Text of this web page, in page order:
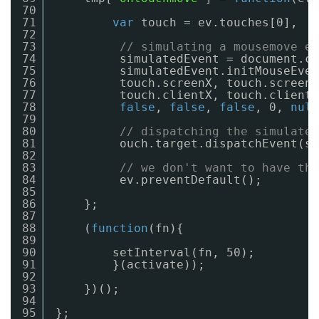
70
71
72
73
74
75
76
77
78
79
80
81
82
83
84
85
86
87
88
89
90
91
92
93
94
95
var
touch = ev.touches[0],
// simulating a
simulatedEvent =
touch.screenX,
touch.clientX,
false , false , false , 0, null
// dispatching the
// we don't want to have
ev.preventDefault();
};
( function (fn){
setInterval(fn, 50);
}(activate));
})();
};